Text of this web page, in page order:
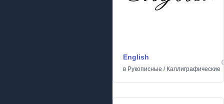
English
в Рукописные / Каллиграфические